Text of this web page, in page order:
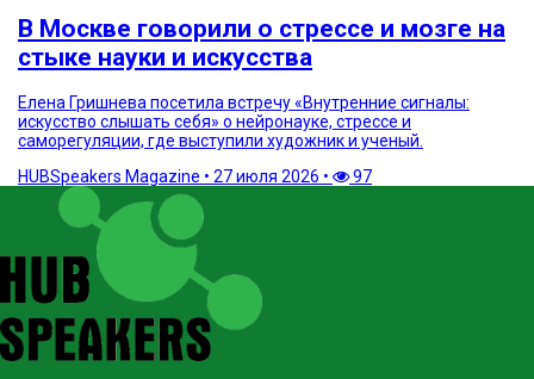
В Москве говорили о стрессе и мозге на
стыке науки и искусства
Елена Гришнева посетила встречу «Внутренние сигналы:
искусство слышать себя» о нейронауке, стрессе и
саморегуляции, где выступили художник и ученый.
HUBSpeakers Magazine • 27 июля 2026 • 97